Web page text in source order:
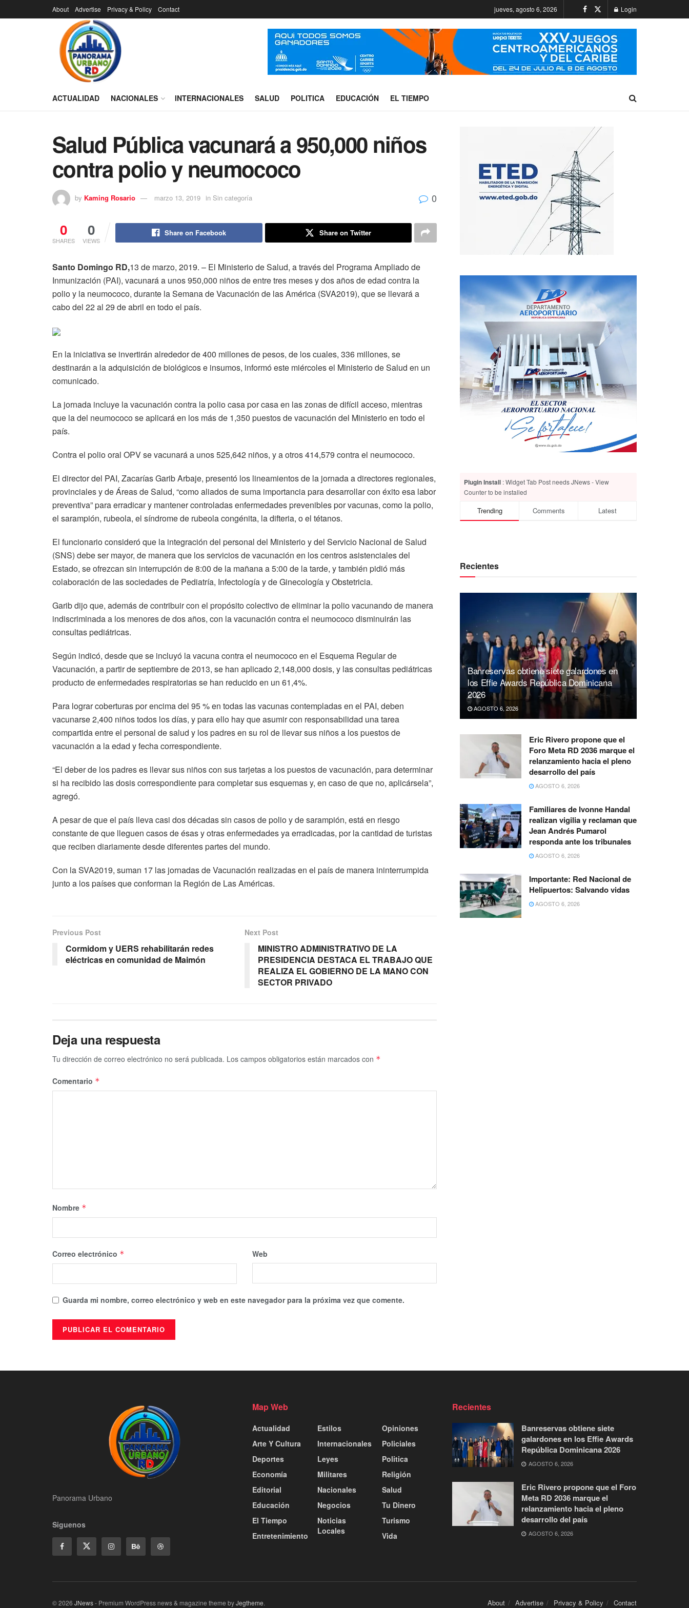
About Advertise Privacy & Policy Contact jueves, agosto 6, 2026 Login
ACTUALIDAD NACIONALES INTERNACIONALES SALUD POLITICA EDUCACIÓN EL TIEMPO
Salud Pública vacunará a 950,000 niños
contra polio y neumococo
by Kaming Rosario marzo 13, 2019 in Sin categoría 0
0
SHARES
0
VIEWS
Share on Facebook Share on Twitter
Santo Domingo RD,13 de marzo, 2019. – El Ministerio de Salud, a través del Programa Ampliado de
Inmunización (PAI), vacunará a unos 950,000 niños de entre tres meses y dos años de edad contra la
polio y la neumococo, durante la Semana de Vacunación de las América (SVA2019), que se llevará a
cabo del 22 al 29 de abril en todo el país.
En la iniciativa se invertirán alrededor de 400 millones de pesos, de los cuales, 336 millones, se
destinarán a la adquisición de biológicos e insumos, informó este miércoles el Ministerio de Salud en un
comunicado.
La jornada incluye la vacunación contra la polio casa por casa en las zonas de difícil acceso, mientras
que la del neumococo se aplicará en los más de 1,350 puestos de vacunación del Ministerio en todo el
país.
Contra el polio oral OPV se vacunará a unos 525,642 niños, y a otros 414,579 contra el neumococo.
El director del PAI, Zacarías Garib Arbaje, presentó los lineamientos de la jornada a directores regionales,
provinciales y de Áreas de Salud, “como aliados de suma importancia para desarrollar con éxito esa labor
preventiva” para erradicar y mantener controladas enfermedades prevenibles por vacunas, como la polio,
el sarampión, rubeola, el síndrome de rubeola congénita, la difteria, o el tétanos.
El funcionario consideró que la integración del personal del Ministerio y del Servicio Nacional de Salud
(SNS) debe ser mayor, de manera que los servicios de vacunación en los centros asistenciales del
Estado, se ofrezcan sin interrupción de 8:00 de la mañana a 5:00 de la tarde, y también pidió más
colaboración de las sociedades de Pediatría, Infectología y de Ginecología y Obstetricia.
Garib dijo que, además de contribuir con el propósito colectivo de eliminar la polio vacunando de manera
indiscriminada a los menores de dos años, con la vacunación contra el neumococo disminuirán las
consultas pediátricas.
Según indicó, desde que se incluyó la vacuna contra el neumococo en el Esquema Regular de
Vacunación, a partir de septiembre de 2013, se han aplicado 2,148,000 dosis, y las consultas pediátricas
producto de enfermedades respiratorias se han reducido en un 61,4%.
Para lograr coberturas por encima del 95 % en todas las vacunas contempladas en el PAI, deben
vacunarse 2,400 niños todos los días, y para ello hay que asumir con responsabilidad una tarea
compartida entre el personal de salud y los padres en su rol de llevar sus niños a los puestos de
vacunación a la edad y fecha correspondiente.
“El deber de los padres es llevar sus niños con sus tarjetas a los puestos de vacunación, para determinar
si ha recibido las dosis correspondiente para completar sus esquemas y, en caso de que no, aplicársela”,
agregó.
A pesar de que el país lleva casi dos décadas sin casos de polio y de sarampión, está en riesgo
constante de que lleguen casos de ésas y otras enfermedades ya erradicadas, por la cantidad de turistas
que reciben diariamente desde diferentes partes del mundo.
Con la SVA2019, suman 17 las jornadas de Vacunación realizadas en el país de manera ininterrumpida
junto a los países que conforman la Región de Las Américas.
Previous Post
Cormidom y UERS rehabilitarán redes
eléctricas en comunidad de Maimón
Next Post
MINISTRO ADMINISTRATIVO DE LA
PRESIDENCIA DESTACA EL TRABAJO QUE
REALIZA EL GOBIERNO DE LA MANO CON
SECTOR PRIVADO
Deja una respuesta
Tu dirección de correo electrónico no será publicada. Los campos obligatorios están marcados con *
Comentario *
Nombre *
Correo electrónico * Web
Guarda mi nombre, correo electrónico y web en este navegador para la próxima vez que comente.
Plugin Install : Widget Tab Post needs JNews - View
Counter to be installed
Trending Comments Latest
Recientes
Banreservas obtiene siete galardones en
los Effie Awards República Dominicana
2026
AGOSTO 6, 2026
Eric Rivero propone que el
Foro Meta RD 2036 marque el
relanzamiento hacia el pleno
desarrollo del país
AGOSTO 6, 2026
Familiares de Ivonne Handal
realizan vigilia y reclaman que
Jean Andrés Pumarol
responda ante los tribunales
AGOSTO 6, 2026
Importante: Red Nacional de
Helipuertos: Salvando vidas
AGOSTO 6, 2026
Panorama Urbano
Siguenos
Map Web
Actualidad
Arte Y Cultura
Deportes
Economía
Editorial
Educación
El Tiempo
Entretenimiento
Estilos
Internacionales
Leyes
Militares
Nacionales
Negocios
Noticias
Locales
Opiniones
Policiales
Politica
Religión
Salud
Tu Dinero
Turismo
Vida
Recientes
Banreservas obtiene siete
galardones en los Effie Awards
República Dominicana 2026
AGOSTO 6, 2026
Eric Rivero propone que el Foro
Meta RD 2036 marque el
relanzamiento hacia el pleno
desarrollo del país
AGOSTO 6, 2026
About Advertise Privacy & Policy Contact
© 2026 JNews- Premium WordPress news & magazine theme byJegtheme.